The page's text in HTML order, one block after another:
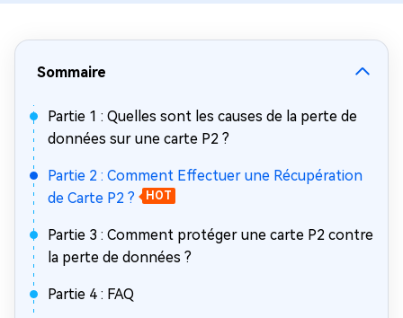
Sommaire
Partie 1 : Quelles sont les causes de la perte de
données sur une carte P2 ?
Partie 2 : Comment Effectuer une Récupération
de Carte P2 ?
HOT
Partie 3 : Comment protéger une carte P2 contre
la perte de données ?
Partie 4 : FAQ